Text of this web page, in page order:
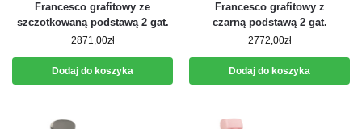
Francesco grafitowy ze
szczotkowaną podstawą 2 gat.
2871,00zł
Dodaj do koszyka
Francesco grafitowy z
czarną podstawą 2 gat.
2772,00zł
Dodaj do koszyka